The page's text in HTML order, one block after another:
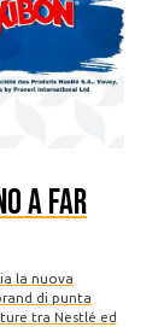
a far
la nuova
di punta
tra Nestlé ed